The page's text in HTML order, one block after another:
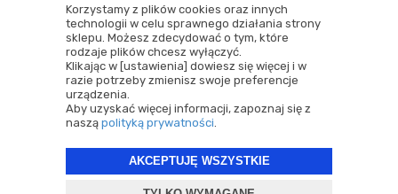
Korzystamy z plików cookies oraz innych
technologii w celu sprawnego działania strony
sklepu. Możesz zdecydować o tym, które
rodzaje plików chcesz wyłączyć.
Klikając w [ustawienia] dowiesz się więcej i w
razie potrzeby zmienisz swoje preferencje
urządzenia.
Aby uzyskać więcej informacji, zapoznaj się z
naszą polityką prywatności.
AKCEPTUJĘ WSZYSTKIE
Nomos Sp. z o.o. sp.k.
ul. Agrestowa 1
83-010 Rekcin
2026 © Copyrights by |Detailing House